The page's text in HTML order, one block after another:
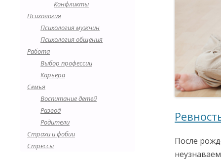
После
Конфликты
Психология
Психология мужчин
Психология общения
Работа
Выбор профессии
Карьера
Семья
Воспитание детей
Развод
Родители
Страхи и фобии
Стрессы